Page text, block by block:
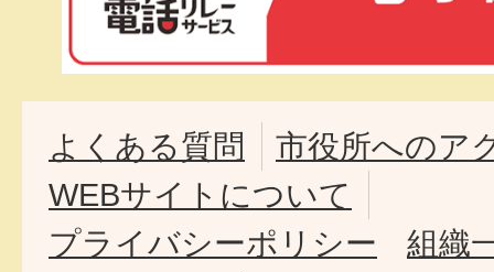
よくある質問
市役所へのア
WEBサイトについて
プライバシーポリシー
組織